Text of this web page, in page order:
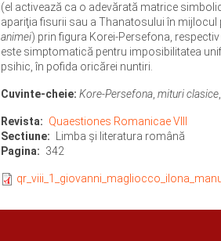
(el activează ca o adevărată matrice
apariţia fisurii sau a Thanatosului în mijlocul
animei) prin figura Korei-Persefona,
este simptomatică pentru imposibilitatea
psihic, în pofida oricărei nuntiri.
Cuvinte-cheie: Kore-Persefona, mituri clasice,
Revista
Quaestiones Romanicae VIII
Sectiune
Limba şi literatura română
Pagina
342